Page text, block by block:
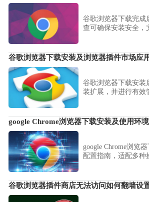
谷歌浏览器下载完成
查可确保安装安全，
谷歌浏览器下载安装及浏览器插件市场应
谷歌浏览器下载安装
装扩展，并进行有效
google Chrome浏览器下载安装及使用环
google Chrome浏览
配置指南，适配多种
谷歌浏览器插件商店无法访问如何翻墙设